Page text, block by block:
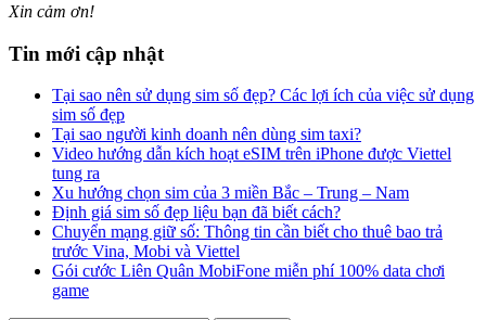
Xin cảm ơn!
Tin mới cập nhật
Tại sao nên sử dụng sim số đẹp? Các lợi ích của việc sử dụng
sim số đẹp
Tại sao người kinh doanh nên dùng sim taxi?
Video hướng dẫn kích hoạt eSIM trên iPhone được Viettel
tung ra
Xu hướng chọn sim của 3 miền Bắc – Trung – Nam
Định giá sim số đẹp liệu bạn đã biết cách?
Chuyển mạng giữ số: Thông tin cần biết cho thuê bao trả
trước Vina, Mobi và Viettel
Gói cước Liên Quân MobiFone miễn phí 100% data chơi
game